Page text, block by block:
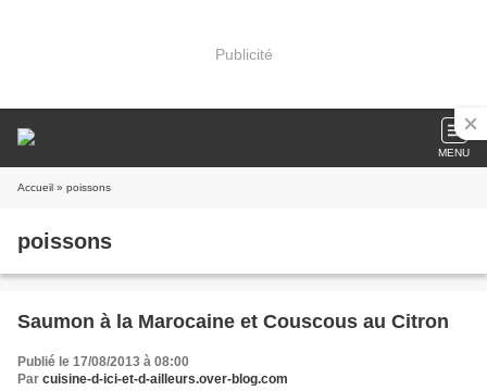
Publicité
MENU
Accueil » poissons
poissons
Saumon à la Marocaine et Couscous au Citron
Publié le 17/08/2013 à 08:00
Par cuisine-d-ici-et-d-ailleurs.over-blog.com